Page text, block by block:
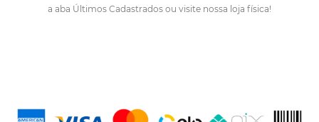
a aba Últimos Cadastrados ou visite nossa loja física!